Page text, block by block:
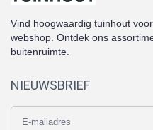
Vind hoogwaardig tuinhout
webshop. Ontdek ons
buitenruimte.
NIEUWSBRIEF